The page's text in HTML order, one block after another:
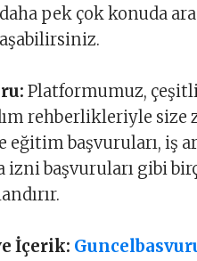
pek çok konuda
Platformumuz,
rehberlikleriyle size
eğitim başvuruları, iş
izni başvuruları gibi
İçerik: